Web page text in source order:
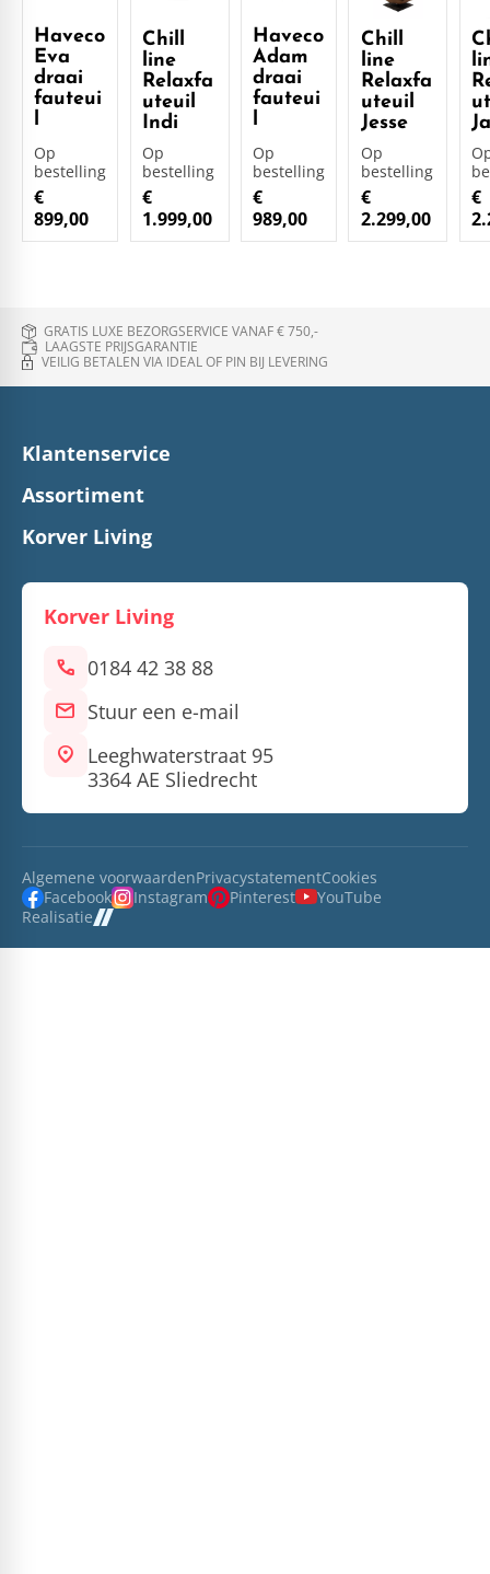
Haveco
Eva
draai
fauteui
l
Op
bestelling
€
899,00
Chill
line
Relaxfa
uteuil
Indi
Op
bestelling
€
1.999,00
Haveco
Adam
draai
fauteui
l
Op
bestelling
€
989,00
Chill
line
Relaxfa
uteuil
Jesse
Op
bestelling
€
2.299,00
€
GRATIS LUXE BEZORGSERVICE VANAF € 750,-
LAAGSTE PRIJSGARANTIE
VEILIG BETALEN VIA IDEAL OF PIN BIJ LEVERING
Klantenservice
Assortiment
Korver Living
Korver Living
call 0184 42 38 88
mail Stuur een e-mail
location_on Leeghwaterstraat 95
3364 AE Sliedrecht
Algemene voorwaardenPrivacystatementCookies
Facebook
Instagram Pinterest
YouTube
Realisatie